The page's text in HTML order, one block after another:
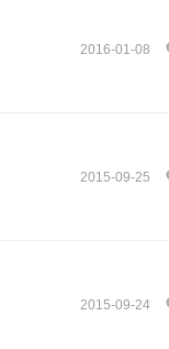
2016-01-08
2015-09-25
2015-09-24